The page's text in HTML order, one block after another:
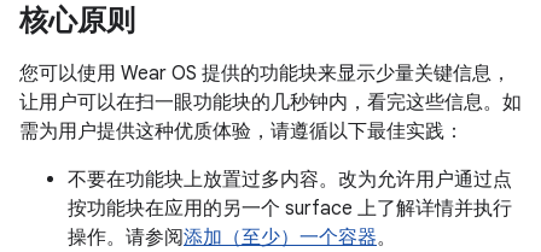
核心原则
您可以使用 Wear OS 提供的功能块来显示少量关键信息，
让用户可以在扫一眼功能块的几秒钟内，看完这些信息。如
需为用户提供这种优质体验，请遵循以下最佳实践：
不要在功能块上放置过多内容。改为允许用户通过点
按功能块在应用的另一个 surface 上了解详情并执行
操作。请参阅添加（至少）一个容器。